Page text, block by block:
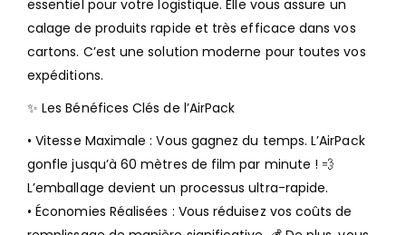
essentiel pour votre logistique. Elle vous assure un
calage de produits rapide et très efficace dans vos
cartons. C’est une solution moderne pour toutes vos
expéditions.
✨ Les Bénéfices Clés de l’AirPack
• Vitesse Maximale : Vous gagnez du temps. L’AirPack
gonfle jusqu’à 60 mètres de film par minute ! 💨
L’emballage devient un processus ultra-rapide.
• Économies Réalisées : Vous réduisez vos coûts de